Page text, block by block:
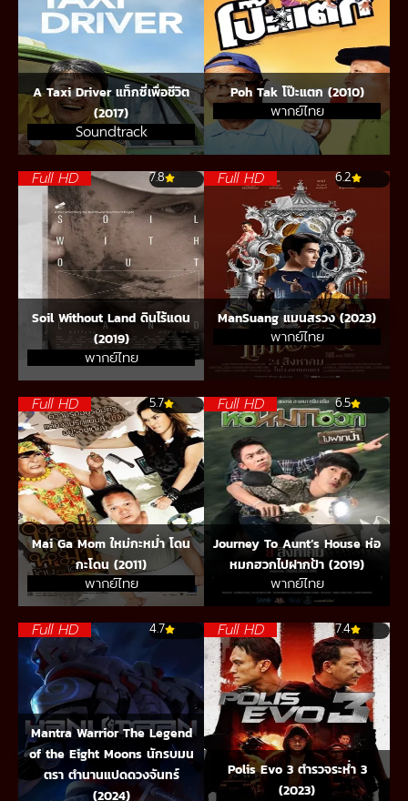
A Taxi Driver แท็กซี่เพื่อชีวิต
(2017)
Soundtrack
Poh Tak โป๊ะแตก (2010)
พากย์ไทย
Full HD 7.8
Soil Without Land ดินไร้แดน
(2019)
พากย์ไทย
Full HD 6.2
ManSuang แมนสรวง (2023)
พากย์ไทย
Full HD 5.7
Mai Ga Mom ใหม่กะหม่ำ โดน
กะโดน (2011)
พากย์ไทย
Full HD 6.5
Journey To Aunt’s House ห่อ
หมกฮวกไปฝากป้า (2019)
พากย์ไทย
Full HD 4.7
Mantra Warrior The Legend
of the Eight Moons นักรบมน
ตรา ตำนานแปดดวงจันทร์
(2024)
Full HD 7.4
Polis Evo 3 ตำรวจระห่ำ 3
(2023)